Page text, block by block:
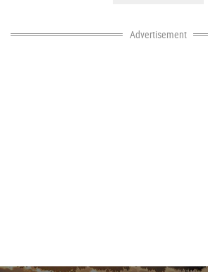
Advertisement